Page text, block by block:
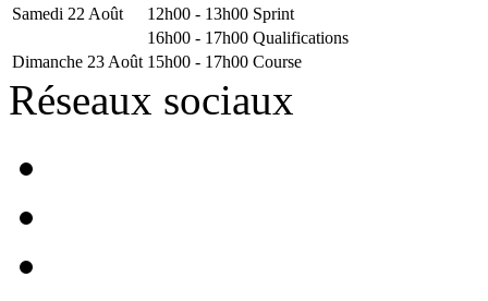
Samedi 22 Août
12h00 - 13h00 Sprint
16h00 - 17h00 Qualifications
Dimanche 23 Août 15h00 - 17h00 Course
Réseaux sociaux